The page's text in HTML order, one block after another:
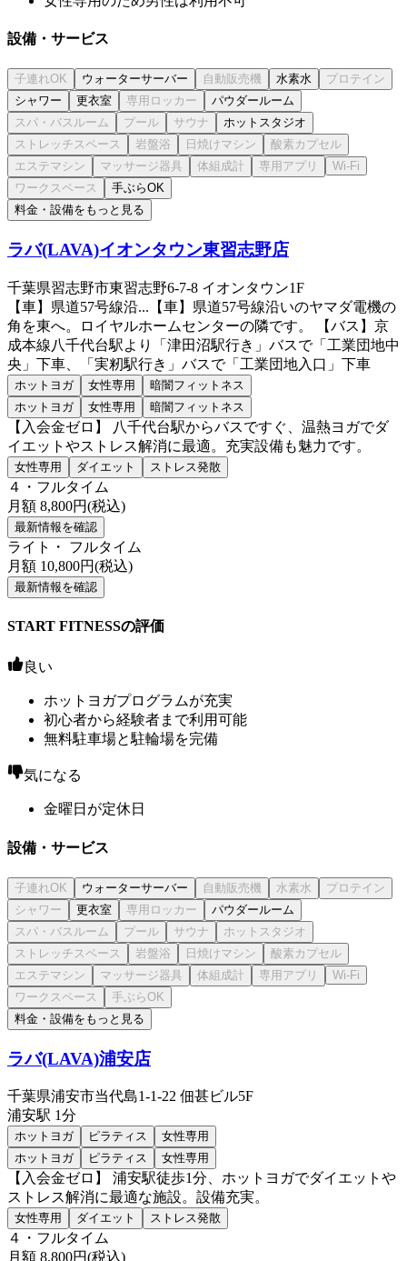
設備・サービス
ウォーターサーバー
水素水
シャワー
更衣室
パウダールーム
ホットスタジオ
手ぶらOK
料金・設備をもっと見る
ラバ(LAVA)イオンタウン東習志野店
千葉県習志野市東習志野6-7-8 イオンタウン1F
【車】県道57号線沿... 【車】県道57号線沿いのヤマダ電機の
角を東へ。ロイヤルホームセンターの隣です。 【バス】京
成本線八千代台駅より「津田沼駅行き」バスで「工業団地中
央」下車、「実籾駅行き」バスで「工業団地入口」下車
ホットヨガ 女性専用
暗闇フィットネス
ホットヨガ
女性専用 暗闇フィットネス
【入会金ゼロ】 八千代台駅からバスですぐ、温熱ヨガでダ
イエットやストレス解消に最適。充実設備も魅力です。
女性専用 ダイエット ストレス発散
４・フルタイム
月額 8,800円(税込)
最新情報を確認
ライト・ フルタイム
月額 10,800円(税込)
最新情報を確認
START FITNESSの評価
良い
ホットヨガプログラムが充実
初心者から経験者まで利用可能
無料駐車場と駐輪場を完備
気になる
金曜日が定休日
設備・サービス
ウォーターサーバー
更衣室
パウダールーム
料金・設備をもっと見る
ラバ(LAVA)浦安店
千葉県浦安市当代島1-1-22 佃甚ビル5F
浦安駅 1分
ホットヨガ ピラティス
女性専用
ホットヨガ
ピラティス 女性専用
【入会金ゼロ】 浦安駅徒歩1分、ホットヨガでダイエットや
ストレス解消に最適な施設。設備充実。
女性専用 ダイエット ストレス発散
４・フルタイム
月額 8,800円(税込)